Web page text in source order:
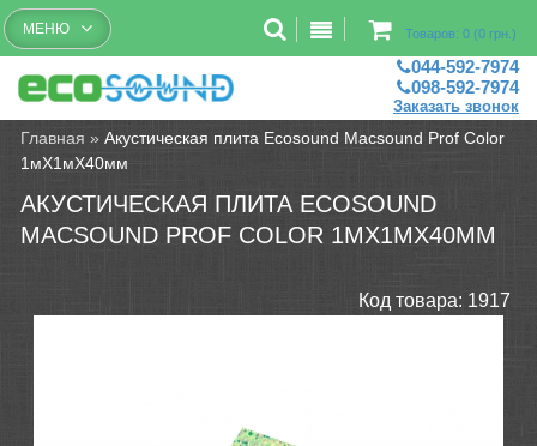
Бесплатный рассчет помещений
Товаров: 0 (0 грн.)
МЕНЮ
044-592-7974
098-592-7974
Заказать звонок
Главная »Акустическая плита Ecosound Macsound Prof Color
1мХ1мХ40мм
АКУСТИЧЕСКАЯ ПЛИТА ECOSOUND
MACSOUND PROF COLOR 1МХ1МХ40ММ
Код товара: 1917